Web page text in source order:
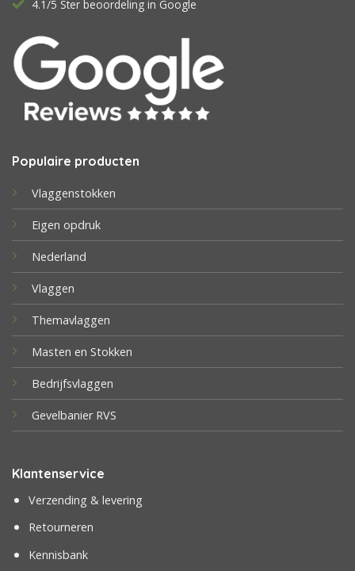
4.1/5 Ster beoordeling in Google
Populaire producten
Vlaggenstokken
Eigen opdruk
Nederland
Vlaggen
Themavlaggen
Masten en Stokken
Bedrijfsvlaggen
Gevelbanier RVS
Klantenservice
Verzending & levering
Retourneren
Kennisbank